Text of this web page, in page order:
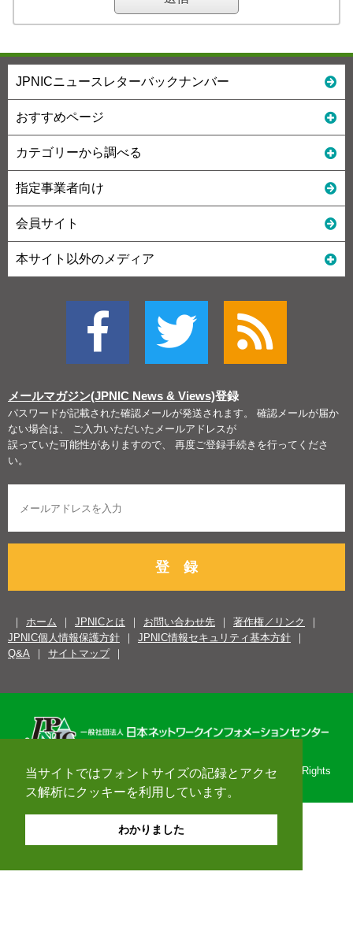
当サイトではフォントサイズの記録とアクセ
ス解析にクッキーを利用しています。
わかりました
JPNICニュースレターバックナンバー
おすすめページ
カテゴリーから調べる
指定事業者向け
会員サイト
本サイト以外のメディア
メールマガジン(JPNIC News & Views)登録
パスワードが記載された確認メールが発送されます。 確認メールが届か
ない場合は、 ご入力いただいたメールアドレスが
誤っていた可能性がありますので、 再度ご登録手続きを行ってくださ
い。
登 録
ホーム JPNICとは お問い合わせ先
著作権／リンク
JPNIC個人情報保護方針
JPNIC情報セキュリティ基本方針
Q&A
サイトマップ
Copyright© 1996-2026 Japan Network Information Center. All Rights
Reserved.